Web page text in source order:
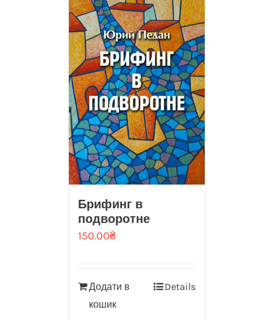
Брифинг в
подворотне
150.00₴
Додати в
кошик
Details